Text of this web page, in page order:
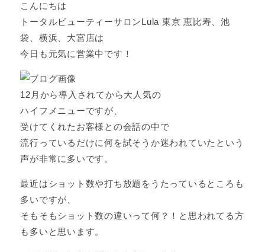
こんにちは
トータルビューティーサロンLula 東京 恵比寿、池
袋、横浜、大宮店は
今日も元気に営業中です！
12月から導入されてから大人気の
ハイフメニューですが、
受けてくれたお客様との会話の中で
流行っているだけに何を試そうか迷われていたという
声が非常に多いです。
最近はショット数や打ち放題をうたっているところも
多いですが、
そもそもショット数の違いって何？！と思われてる方
も多いと思います。